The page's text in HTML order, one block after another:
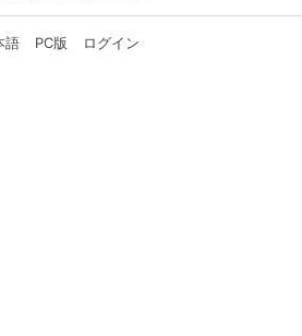
語 PC版 ログイン